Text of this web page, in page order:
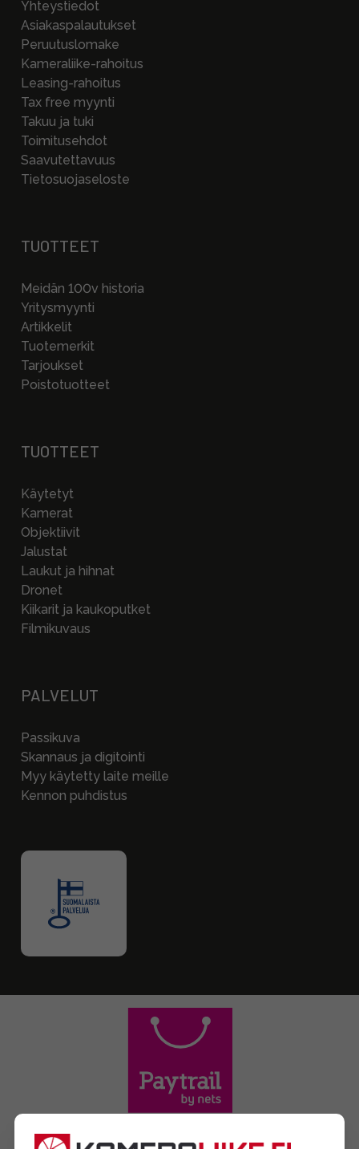
Yhteystiedot
Asiakaspalautukset
Peruutuslomake
Kameraliike-rahoitus
Leasing-rahoitus
Tax free myynti
Takuu ja tuki
Toimitusehdot
Saavutettavuus
Tietosuojaseloste
TUOTTEET
Meidän 100v historia
Yritysmyynti
Artikkelit
Tuotemerkit
Tarjoukset
Poistotuotteet
TUOTTEET
Käytetyt
Kamerat
Objektiivit
Jalustat
Laukut ja hihnat
Dronet
Kiikarit ja kaukoputket
Filmikuvaus
PALVELUT
Passikuva
Skannaus ja digitointi
Myy käytetty laite meille
Kennon puhdistus